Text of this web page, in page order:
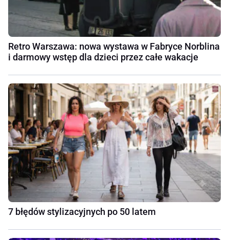
Retro Warszawa: nowa wystawa w Fabryce Norblina
i darmowy wstęp dla dzieci przez całe wakacje
7 błędów stylizacyjnych po 50 latem